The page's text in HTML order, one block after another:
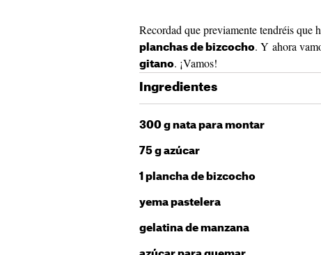
Recordad que previamente tendréis que
planchas de bizcocho. Y ahora
gitano. ¡Vamos!
Ingredientes
300 g nata para montar
75 g azúcar
1 plancha de bizcocho
yema pastelera
gelatina de manzana